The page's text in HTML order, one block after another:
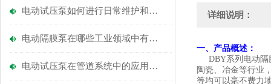
电动试压泵如何进行日常维护和保养？
电动隔膜泵在哪些工业领域中有广泛的应用？
电动试压泵在管道系统中的应用有哪些？
详细说明：
一、 产品概述：
DBY系列电动
陶瓷、冶金等行业
等均可以毫不费力